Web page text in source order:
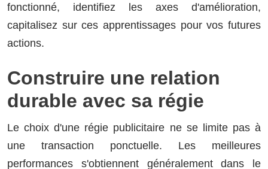
fonctionné, identifiez les axes d'amélioration,
capitalisez sur ces apprentissages pour vos futures
actions.
Construire une relation
durable avec sa régie
Le choix d'une régie publicitaire ne se limite pas à
une transaction ponctuelle. Les meilleures
performances s'obtiennent généralement dans le